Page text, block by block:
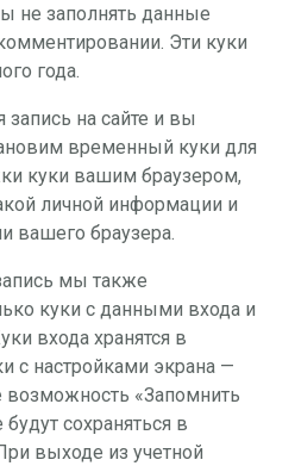
не заполнять данные
Эти куки
года.
запись на сайте и вы
временный куки для
куки вашим браузером,
личной информации и
вашего браузера.
мы также
куки с данными входа и
входа хранятся в
с настройками экрана —
«Запомнить
сохраняться в
выходе из учетной